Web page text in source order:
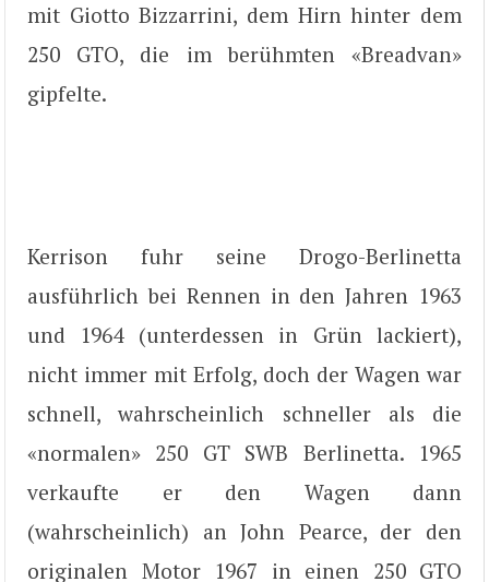
mit Giotto Bizzarrini, dem Hirn hinter dem
250 GTO, die im berühmten «Breadvan»
gipfelte.
Kerrison fuhr seine Drogo-Berlinetta
ausführlich bei Rennen in den Jahren 1963
und 1964 (unterdessen in Grün lackiert),
nicht immer mit Erfolg, doch der Wagen war
schnell, wahrscheinlich schneller als die
«normalen» 250 GT SWB Berlinetta. 1965
verkaufte er den Wagen dann
(wahrscheinlich) an John Pearce, der den
originalen Motor 1967 in einen 250 GTO